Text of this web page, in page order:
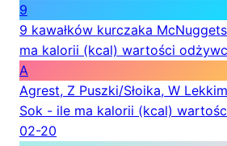
9
9 kawałków kurczaka
ma kalorii (kcal) wartości
A
Agrest, Z Puszki/Słoika, W
Sok - ile ma kalorii (kcal)
02-20